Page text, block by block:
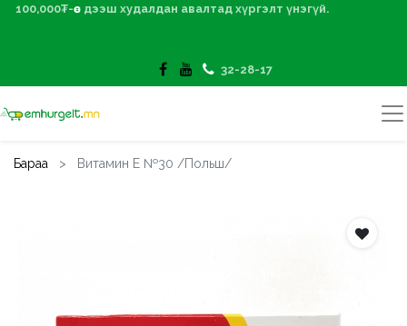
100,000₮-өөс дээш худалдан авалтад хүргэлт үнэгүй.
32-28-17
Бараа Витамин Е №30 /Польш/